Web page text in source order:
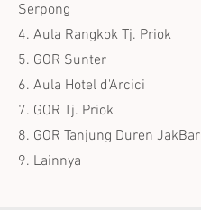
Serpong
4. Aula Rangkok Tj. Priok
5. GOR Sunter
6. Aula Hotel d'Arcici
7. GOR Tj. Priok
8. GOR Tanjung Duren JakBar
9. Lainnya